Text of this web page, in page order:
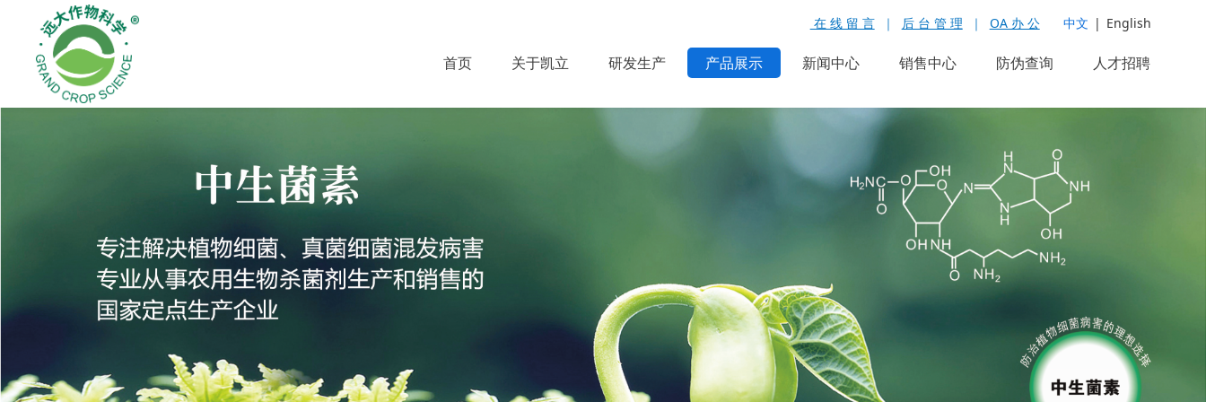
中文 | English
在 线 留 言 ｜ 后 台 管 理 ｜ OA 办 公
首页 关于凯立 研发生产 产品展示 新闻中心 销售中心 防伪查询 人才招聘